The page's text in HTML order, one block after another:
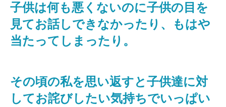
子供は何も悪くないのに子供の目を
見てお話しできなかったり、もはや
当たってしまったり。
その頃の私を思い返すと子供達に対
してお詫びしたい気持ちでいっぱい